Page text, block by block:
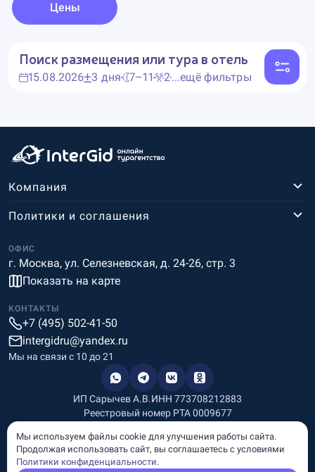
Цены
Поиск размещения или тура в отель
15.08.2026 3 дня 7–11 2...ещё фильтры
Компания
ОФИС
г. Москва, ул. Селезневская, д. 24-26, стр. 3
Показать на карте
Политики и соглашения
КОНТАКТЫ
+7 (495) 502-41-50
intergidru@yandex.ru
Мы на связи c 10 до 21
ИП Сарычев А.В.ИНН 773708212883
Реестровый номер РТА 0009677
Информация, размещённая на сайте, носит информационный
характер и не является рекламой и публичной офертой.
Мы используем файлы cookie для улучшения работы сайта.
Продолжая использовать сайт, вы соглашаетесь с условиями
Политики конфиденциальности.